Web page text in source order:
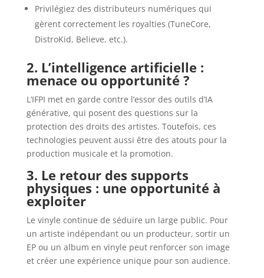
Privilégiez des distributeurs numériques qui
gèrent correctement les royalties (TuneCore,
DistroKid, Believe, etc.).
2. L’intelligence artificielle :
menace ou opportunité ?
L’IFPI met en garde contre l’essor des outils d’IA
générative, qui posent des questions sur la
protection des droits des artistes. Toutefois, ces
technologies peuvent aussi être des atouts pour la
production musicale et la promotion.
3. Le retour des supports
physiques : une opportunité à
exploiter
Le vinyle continue de séduire un large public. Pour
un artiste indépendant ou un producteur, sortir un
EP ou un album en vinyle peut renforcer son image
et créer une expérience unique pour son audience.